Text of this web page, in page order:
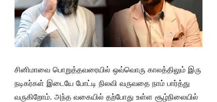
சினிமாவை பொறுத்தவரையில் ஒவ்வொரு காலத்திலும் இரு
நடிகர்கள் இடையே போட்டி நிலவி வருவதை நாம் பார்த்து
வருகிறோம். அந்த வகையில் தற்போது உள்ள சூழ்நிலையில்